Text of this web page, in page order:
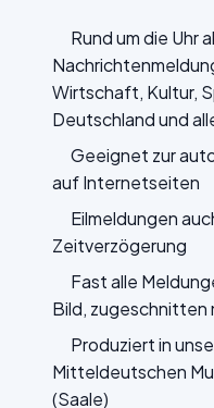
Rund um die Uhr
Wirtschaft, Kultur,
Deutschland und
Geeignet zur
auf Internetseiten
Eilmeldungen
Zeitverzögerung
Fast alle
Bild, zugeschnitten
Produziert in
Mitteldeutschen
(Saale)